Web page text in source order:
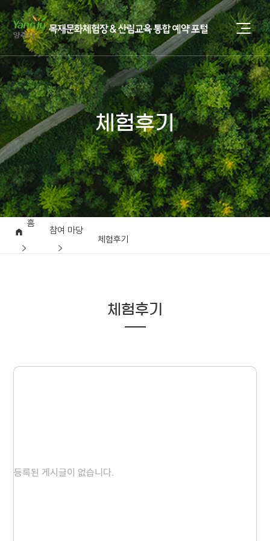
체험후기
홈
참여 마당
체험후기
체험후기
등록된 게시글이 없습니다.